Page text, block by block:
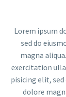
Lorem ipsum
sed do
magna
exercitation
pisicing elit,
dolore